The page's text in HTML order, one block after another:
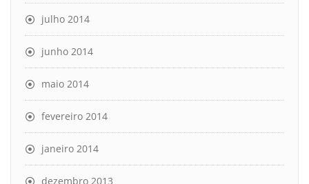
julho 2014
junho 2014
maio 2014
fevereiro 2014
janeiro 2014
dezembro 2013